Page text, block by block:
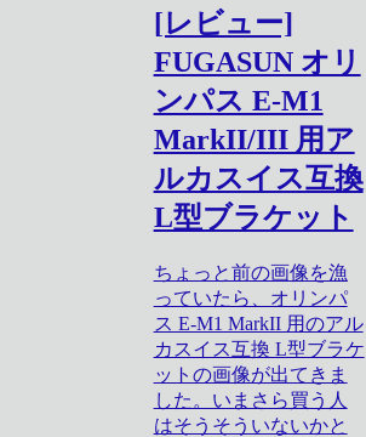
[レビュー]
FUGASUN オリ
ンパス E-M1
MarkII/III 用ア
ルカスイス互換
L型ブラケット
ちょっと前の画像を漁
っていたら、オリンパ
ス E-M1 MarkII 用のアル
カスイス互換 L型ブラケ
ットの画像が出てきま
した。いまさら買う人
はそうそういないかと